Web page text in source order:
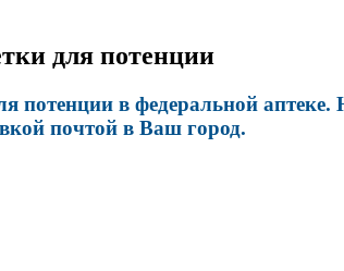
для потенции
потенции в федеральной
почтой в Ваш город.